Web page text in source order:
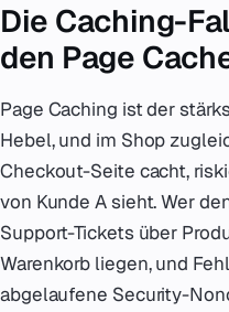
Die Caching-
den Page
Page Caching ist der
Hebel, und im Shop
Checkout-Seite cacht,
von Kunde A sieht. Wer
Support-Tickets über
Warenkorb liegen, und
abgelaufene Security-